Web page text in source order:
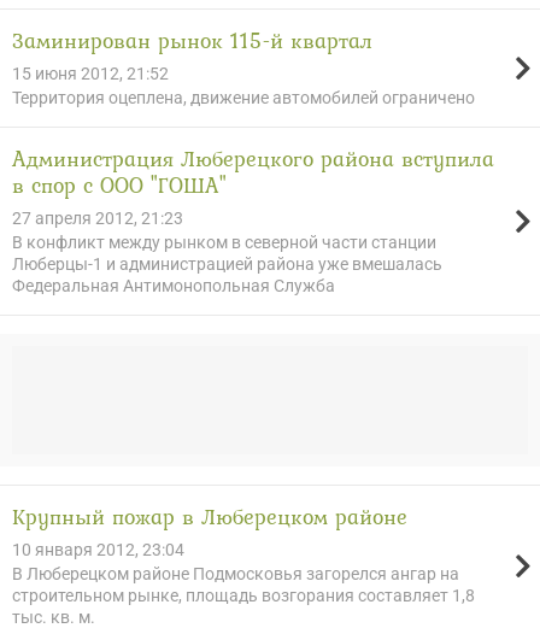
Заминирован рынок 115-й квартал
15 июня 2012, 21:52
Территория оцеплена, движение автомобилей ограничено
Администрация Люберецкого района вступила
в спор с ООО "ГОША"
27 апреля 2012, 21:23
В конфликт между рынком в северной части станции
Люберцы-1 и администрацией района уже вмешалась
Федеральная Антимонопольная Служба
Крупный пожар в Люберецком районе
10 января 2012, 23:04
В Люберецком районе Подмосковья загорелся ангар на
строительном рынке, площадь возгорания составляет 1,8
тыс. кв. м.